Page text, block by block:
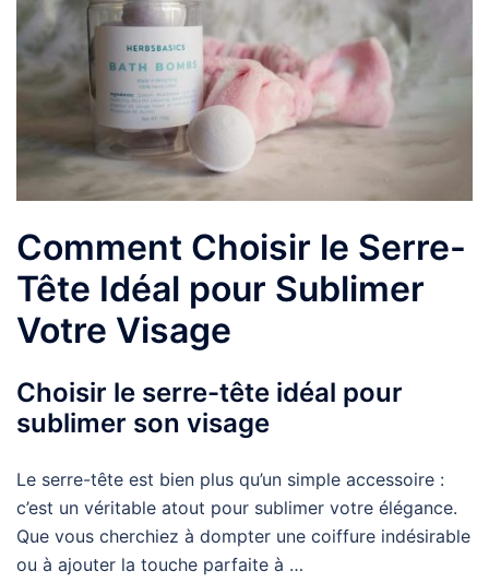
Comment Choisir le Serre-
Tête Idéal pour Sublimer
Votre Visage
Choisir le serre-tête idéal pour
sublimer son visage
Le serre-tête est bien plus qu’un simple accessoire :
c’est un véritable atout pour sublimer votre élégance.
Que vous cherchiez à dompter une coiffure indésirable
ou à ajouter la touche parfaite à …